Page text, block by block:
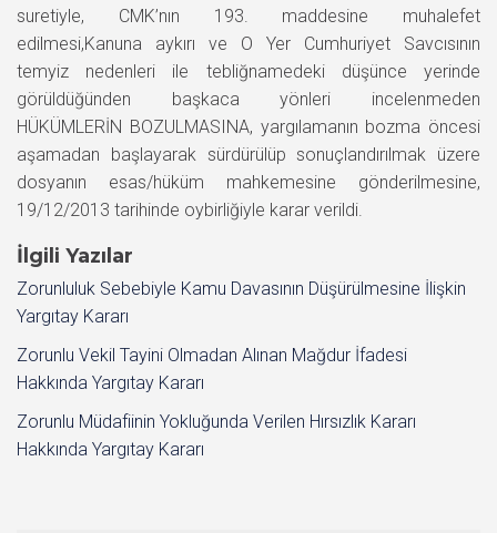
suretiyle, CMK’nın 193. maddesine muhalefet
edilmesi,Kanuna aykırı ve O Yer Cumhuriyet Savcısının
temyiz nedenleri ile tebliğnamedeki düşünce yerinde
görüldüğünden başkaca yönleri incelenmeden
HÜKÜMLERİN BOZULMASINA, yargılamanın bozma öncesi
aşamadan başlayarak sürdürülüp sonuçlandırılmak üzere
dosyanın esas/hüküm mahkemesine gönderilmesine,
19/12/2013 tarihinde oybirliğiyle karar verildi.
İlgili Yazılar
Zorunluluk Sebebiyle Kamu Davasının Düşürülmesine İlişkin
Yargıtay Kararı
Zorunlu Vekil Tayini Olmadan Alınan Mağdur İfadesi
Hakkında Yargıtay Kararı
Zorunlu Müdafiinin Yokluğunda Verilen Hırsızlık Kararı
Hakkında Yargıtay Kararı